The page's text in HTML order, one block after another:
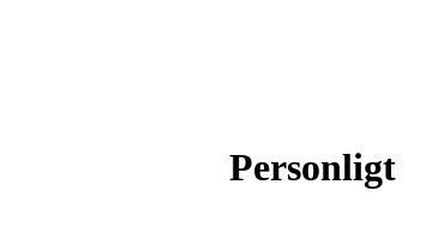
Personligt